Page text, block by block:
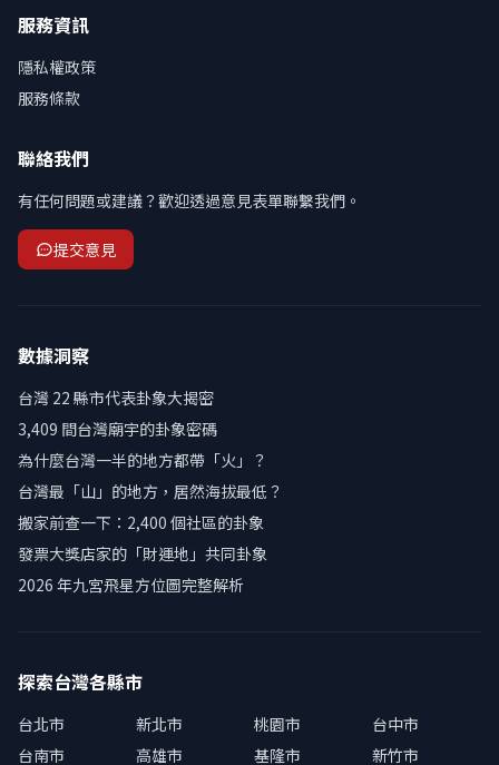
服務資訊
隱私權政策
服務條款
聯絡我們
有任何問題或建議？歡迎透過意見表單聯繫我們。
提交意見
數據洞察
台灣 22 縣市代表卦象大揭密
3,409 間台灣廟宇的卦象密碼
為什麼台灣一半的地方都帶「火」？
台灣最「山」的地方，居然海拔最低？
搬家前查一下：2,400 個社區的卦象
發票大獎店家的「財運地」共同卦象
2026 年九宮飛星方位圖完整解析
探索台灣各縣市
台北市 新北市 桃園市
台中市
台南市
高雄市 基隆市 新竹市